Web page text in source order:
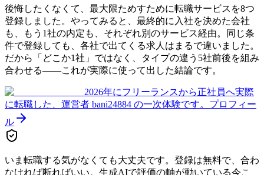
後悔したくなくて、最大限ためすために転職サービスを8つ
登録しました。やってみると、最終的に入社を決めた会社
も、もう1社の内定も、それぞれ別のサービス経由。同じ条
件で登録しても、各社で出てくる求人はまるで違いました。
だから「どこか1社」ではなく、タイプの違う5社前後を組み
合わせる——これが実際に使って出した結論です。
2026年にフリーランスから正社員へ実際
に転職した、運営者 bani24884 の一次体験です。 プロフィー
ル
いま転職する気がなくても大丈夫です。登録は無料で、合わ
なければ断ればいい。生成AIで評価の軸が動いている今こ